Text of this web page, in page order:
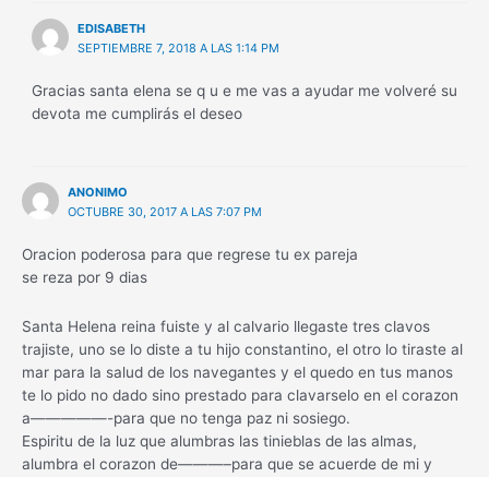
EDISABETH
SEPTIEMBRE 7, 2018 A LAS 1:14 PM
Gracias santa elena se q u e me vas a ayudar me volveré su
devota me cumplirás el deseo
ANONIMO
OCTUBRE 30, 2017 A LAS 7:07 PM
Oracion poderosa para que regrese tu ex pareja
se reza por 9 dias
Santa Helena reina fuiste y al calvario llegaste tres clavos
trajiste, uno se lo diste a tu hijo constantino, el otro lo tiraste al
mar para la salud de los navegantes y el quedo en tus manos
te lo pido no dado sino prestado para clavarselo en el corazon
a—————-para que no tenga paz ni sosiego.
Espiritu de la luz que alumbras las tinieblas de las almas,
alumbra el corazon de———–para que se acuerde de mi y